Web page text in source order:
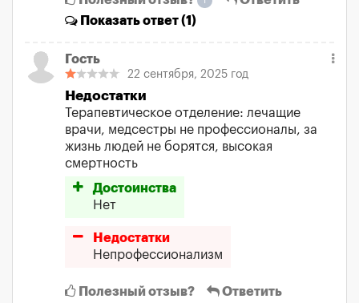
Показатьответ (1)
Гость
22 сентября, 2025 год
Недостатки
Терапевтическое отделение: лечащие
врачи, медсестры не профессионалы, за
жизнь людей не борятся, высокая
смертность
Достоинства
Нет
Недостатки
Непрофессионализм
Полезный отзыв? Ответить